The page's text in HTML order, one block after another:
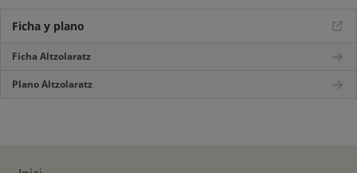
Ficha y plano
Ficha Altzolaratz
Plano Altzolaratz